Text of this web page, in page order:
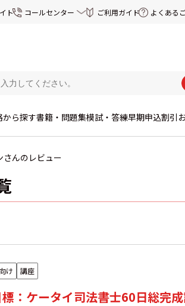
ト コールセンター ご利用ガイド よくある
から探す書籍・問題集模試・答練早期申込割引
さんのレビュー
け 講座
：ケータイ司法書士60日総完